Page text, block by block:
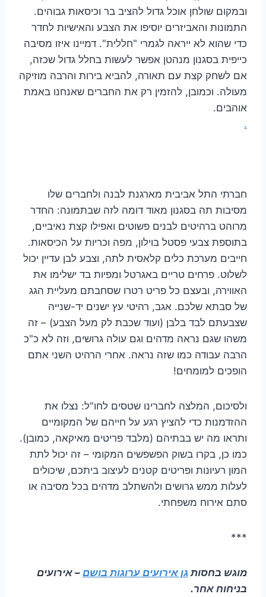
ובמקום שולחן אוכל גדול להציב בר וכיסאות גבוהים.
התמונות והאביזרים יוסיפו את הצבע והאישיות לחדר
כדי שהוא לא ייראה לגמרי "חללית". דמיינו איזו מסיבה
כייפית בסגנון מנהטן אפשר לעשות בחלל גדול שכזה,
אם לשחק קצת עם תאורה, להביא בירות והרבה מוזיקה
מעולה. וכמובן, להזמין רק את החברים שאנחנו באמת
אוהבים.
.
חברתי התל אביבית מארגנת לבנה ולחברים שלו
מסיבות תה בסגנון מאוד דומה לזה שבתמונה: החדר
מרוהט ברהיטים לבנים פשוטים ואפילו קצת נאיביים,
בתוספת צבעי פסטל בוילון, מפה וכריות על הכיסאות.
חייבים מערכת כלים קלאסית לתה, וצבע לבן עדיין יכול
לשלוט. פרחים טריים באגרטל ומפיות בד ישלימו את
האווירה, ובעצם כל פריט רטרו שסחבתם מעליית הגג
של סבתא שלכם. אגב, רהיטי עץ ישנים יד-שנייה
שצבעתם לבד בלבן (ועוד שכבת לק מעל הצבע) – זה
משהו שגם נראה מדהים וגם עולה גרושים, וזה לא כ"כ
הרבה עבודה כמו שזה נראה. אחרי הרהיט השני אתם
הופכים למומחים!
ולסיכום, המלצה לחברינו שטסים לחו"ל: נצלו את
ההזדמנות כדי להציץ רגע על חייהם של המקומיים
ותראו מה יש בבתיהם (מלבד פריטים מאיקאה, כמובן).
כמו כן, בקרו בשוק הפשפשים המקומי – זה יכול לתת
המון רעיונות ופריטים קטנים לעיצוב ביתכם, שיכולים
לעלות ממש גרושים ולהשתלב מדהים בכל מסיבה או
סתם אירוח משפחתי.
***
מוגש בחסות גן אירועים ערוגות בושם – אירועים
בניחוח אחר.